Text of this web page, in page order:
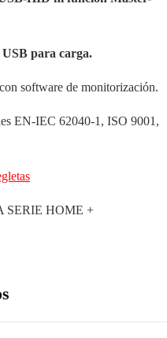
para carga.
software de monitorización.
EN-IEC 62040-1, ISO 9001,
SERIE HOME +